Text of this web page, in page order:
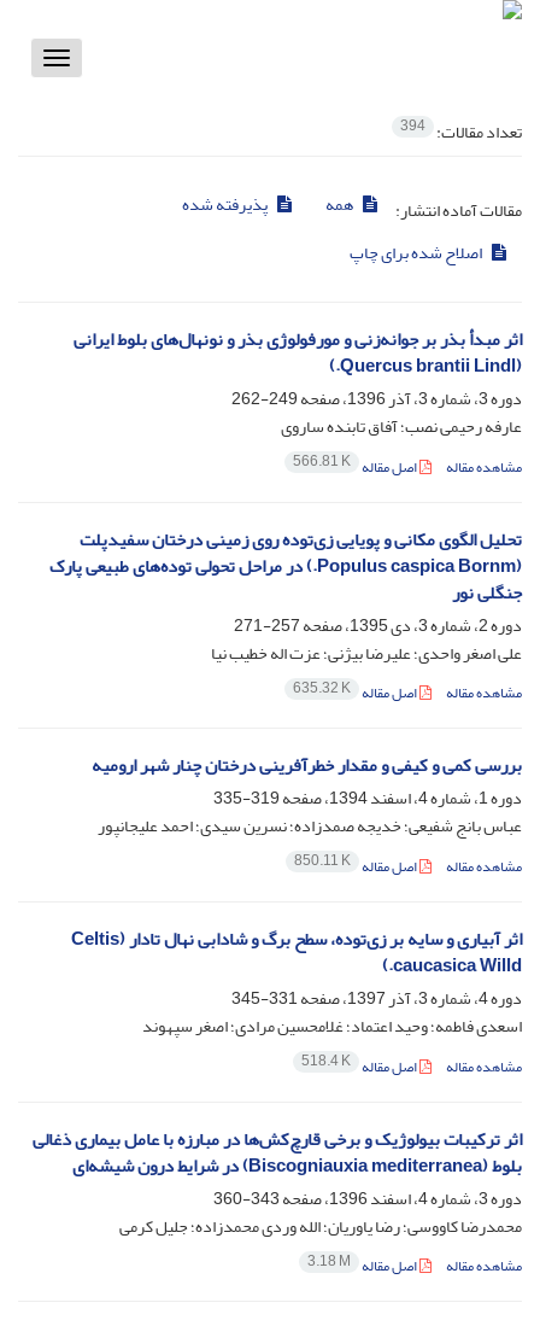
Toggle
تعداد مقالات: 394
مقالات آماده انتشار: همه
پذیرفته شده
اصلاح شده برای چاپ
اثر مبدأ بذر بر جوانه‌زنی و مورفولوژی بذر و نونهال‌های بلوط ایرانی
(Quercus brantii Lindl.)
دوره 3، شماره 3، آذر 1396، صفحه
249-262
عارفه رحیمی نصب؛ آفاق تابنده ساروی
مشاهده مقاله اصل مقاله 566.81 K
تحلیل الگوی مکانی و پویایی زی‌توده روی زمینی درختان سفیدپلت
(Populus caspica Bornm.) در مراحل تحولی توده‌های طبیعی پارک
جنگلی نور
دوره 2، شماره 3، دی 1395، صفحه
257-271
علی اصغر واحدی؛ علیرضا بیژنی؛ عزت اله خطیب نیا
مشاهده مقاله اصل مقاله 635.32 K
بررسی کمی و کیفی و مقدار خطرآفرینی درختان چنار شهر ارومیه
دوره 1، شماره 4، اسفند 1394، صفحه
319-335
عباس بانج شفیعی؛ خدیجه صمدزاده؛ نسرین سیدی؛ احمد علیجانپور
مشاهده مقاله اصل مقاله 850.11 K
اثر آبیاری و سایه بر زی‌توده، سطح برگ و شادابی نهال تادار (Celtis
caucasica Willd.)
دوره 4، شماره 3، آذر 1397، صفحه
331-345
اسعدی فاطمه؛ وحید اعتماد؛ غلامحسین مرادی؛ اصغر سپهوند
مشاهده مقاله اصل مقاله 518.4 K
اثر ترکیبات بیولوژیک و برخی قارچ‌کش‌ها در مبارزه با عامل بیماری ذغالی
بلوط (Biscogniauxia mediterranea) در شرایط درون شیشه‌ای
دوره 3، شماره 4، اسفند 1396، صفحه
343-360
محمدرضا کاووسی؛ رضا یاوریان؛ الله وردی محمدزاده؛ جلیل کرمی
مشاهده مقاله اصل مقاله 3.18 M